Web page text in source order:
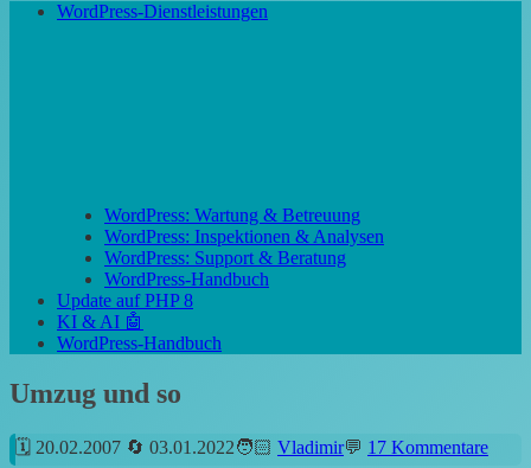
WordPress-Dienstleistungen
WordPress: Wartung & Betreuung
WordPress: Inspektionen & Analysen
WordPress: Support & Beratung
WordPress-Handbuch
Update auf PHP 8
KI & AI 🤖
WordPress-Handbuch
Umzug und so
20.02.2007 03.01.2022 Vladimir 17 Kommentare